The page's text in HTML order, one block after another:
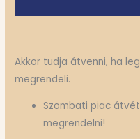
Akkor tudja átvenni, ha
megrendeli.
Szombati piac
megrendelni!